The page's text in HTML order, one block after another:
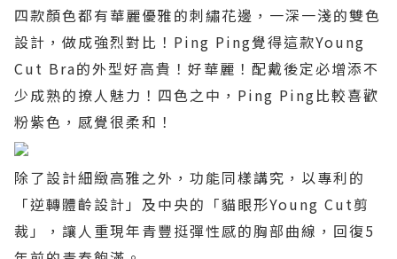
四款顏色都有華麗優雅的刺繡花邊，一深一淺的雙色
設計，做成強烈對比！ Ping Ping覺得這款Young
Cut Bra的外型好高貴！好華麗！配戴後定必增添不
少成熟的撩人魅力！四色之中， Ping Ping比較喜歡
粉紫色，感覺很柔和！
除了設計細緻高雅之外，功能同樣講究，以專利的
「逆轉體齡設計」及中央的「貓眼形Young Cut剪
裁」，讓人重現年青豐挺彈性感的胸部曲線，回復5